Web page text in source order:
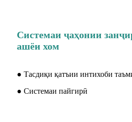
Системаи ҷаҳонии
ашёи хом
● Тасдиқи қатъии интихоби
● Системаи пайгирӣ